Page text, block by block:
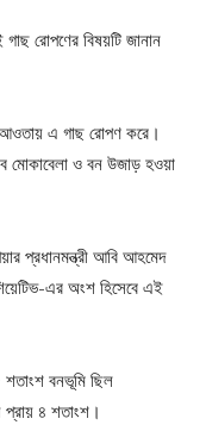
রোপণের বিষয়টি জানান
আওতায় এ গাছ রোপণ করে।
মোকাবেলা ও বন উজাড় হওয়া
প্রধানমন্ত্রী আবি আহমেদ
এর অংশ হিসেবে এই
বনভূমি ছিল
৪ শতাংশ।